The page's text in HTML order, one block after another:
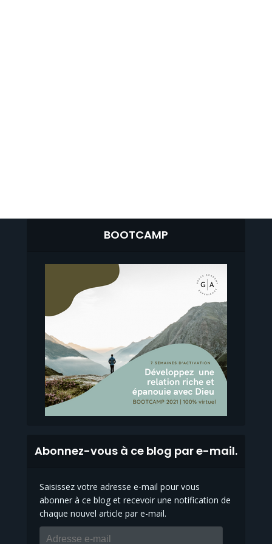
BOOTCAMP
Abonnez-vous à ce blog par e-mail.
Saisissez votre adresse e-mail pour vous
abonner à ce blog et recevoir une notification de
chaque nouvel article par e-mail.
Adresse